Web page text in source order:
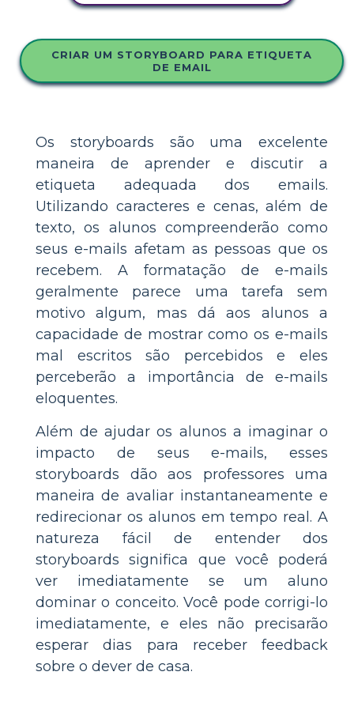
CRIAR UM STORYBOARD PARA ETIQUETA
DE EMAIL
Os storyboards são uma excelente
maneira de aprender e discutir a
etiqueta adequada dos emails.
Utilizando caracteres e cenas, além de
texto, os alunos compreenderão como
seus e-mails afetam as pessoas que os
recebem. A formatação de e-mails
geralmente parece uma tarefa sem
motivo algum, mas dá aos alunos a
capacidade de mostrar como os e-mails
mal escritos são percebidos e eles
perceberão a importância de e-mails
eloquentes.
Além de ajudar os alunos a imaginar o
impacto de seus e-mails, esses
storyboards dão aos professores uma
maneira de avaliar instantaneamente e
redirecionar os alunos em tempo real. A
natureza fácil de entender dos
storyboards significa que você poderá
ver imediatamente se um aluno
dominar o conceito. Você pode corrigi-lo
imediatamente, e eles não precisarão
esperar dias para receber feedback
sobre o dever de casa.